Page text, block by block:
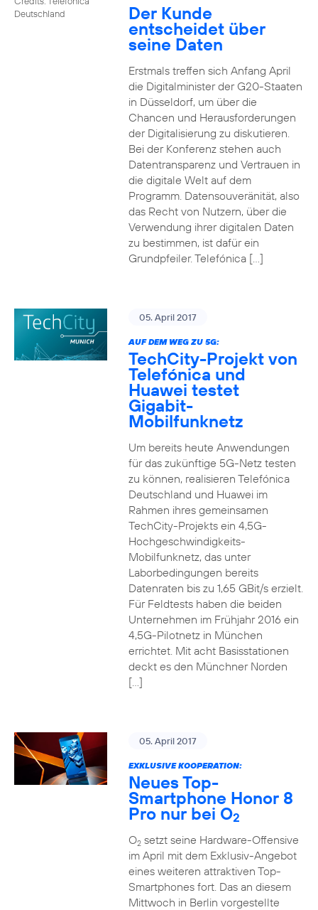
Deutschland
Der Kunde
entscheidet über
seine Daten
Erstmals treffen sich Anfang April
die Digitalminister der G20-Staaten
in Düsseldorf, um über die
Chancen und Herausforderungen
der Digitalisierung zu diskutieren.
Bei der Konferenz stehen auch
Datentransparenz und Vertrauen in
die digitale Welt auf dem
Programm. Datensouveränität, also
das Recht von Nutzern, über die
Verwendung ihrer digitalen Daten
zu bestimmen, ist dafür ein
Grundpfeiler. Telefónica […]
05. April 2017
AUF DEM WEG ZU 5G:
TechCity-Projekt von
Telefónica und
Huawei testet
Gigabit-
Mobilfunknetz
Um bereits heute Anwendungen
für das zukünftige 5G-Netz testen
zu können, realisieren Telefónica
Deutschland und Huawei im
Rahmen ihres gemeinsamen
TechCity-Projekts ein 4,5G-
Hochgeschwindigkeits-
Mobilfunknetz, das unter
Laborbedingungen bereits
Datenraten bis zu 1,65 GBit/s erzielt.
Für Feldtests haben die beiden
Unternehmen im Frühjahr 2016 ein
4,5G-Pilotnetz in München
errichtet. Mit acht Basisstationen
deckt es den Münchner Norden
[…]
05. April 2017
EXKLUSIVE KOOPERATION:
Neues Top-
Smartphone Honor 8
Pro nur bei O2
O2setzt seine Hardware-Offensive
im April mit dem Exklusiv-Angebot
eines weiteren attraktiven Top-
Smartphones fort. Das an diesem
Mittwoch in Berlin vorgestellte